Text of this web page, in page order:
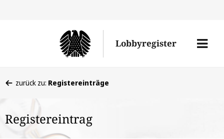
Lobbyregister
Menü
befinden
hier:
zurück zu: Registereinträge
Registereintrag